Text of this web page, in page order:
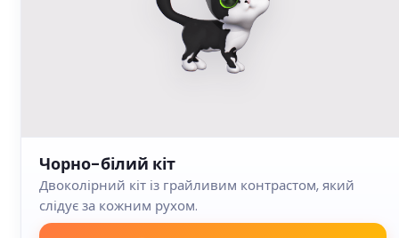
Чорно-білий кіт
Двоколірний кіт із грайливим контрастом, який
слідує за кожним рухом.